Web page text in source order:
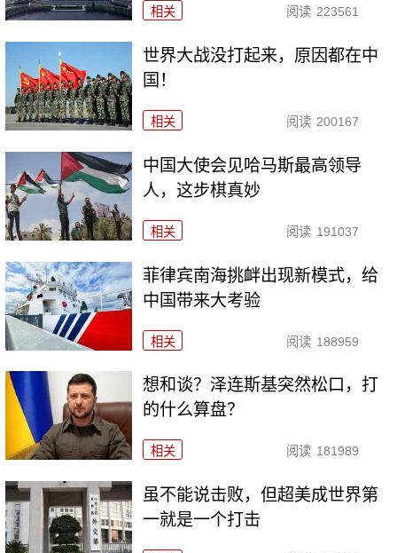
相关 阅读 223561
世界大战没打起来，原因都在中
国！
相关 阅读 200167
中国大使会见哈马斯最高领导
人，这步棋真妙
相关 阅读 191037
菲律宾南海挑衅出现新模式，给
中国带来大考验
相关 阅读 188959
想和谈？泽连斯基突然松口，打
的什么算盘？
相关 阅读 181989
虽不能说击败，但超美成世界第
一就是一个打击